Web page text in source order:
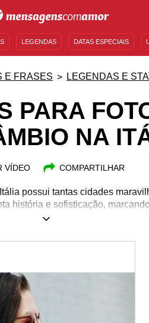
LEGENDAS DATAS ESPECIAIS
E FRASES LEGENDAS E
PARA
NA
VÍDEO COMPARTILHAR
possui tantas cidades
história e sofisticação,
intercâmbio em um país como a
em registrar os momentos
registros para sempre na